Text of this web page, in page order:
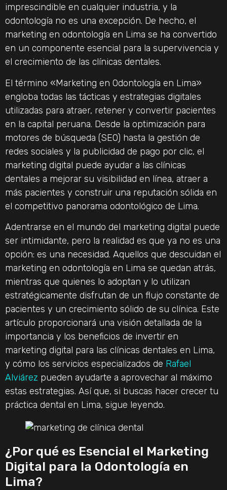
imprescindible en cualquier industria, y la
odontología no es una excepción. De hecho, el
marketing en odontología en Lima se ha convertido
en un componente esencial para la supervivencia y
el crecimiento de las clínicas dentales.
El término «Marketing en Odontología en Lima»
engloba todas las tácticas y estrategias digitales
utilizadas para atraer, retener y convertir pacientes
en la capital peruana. Desde la optimización para
motores de búsqueda (SEO) hasta la gestión de
redes sociales y la publicidad de pago por clic, el
marketing digital puede ayudar a las clínicas
dentales a mejorar su visibilidad en línea, atraer a
más pacientes y construir una reputación sólida en
el competitivo panorama odontológico de Lima.
Adentrarse en el mundo del marketing digital puede
ser intimidante, pero la realidad es que ya no es una
opción: es una necesidad. Aquellos que descuidan el
marketing en odontología en Lima se quedan atrás,
mientras que quienes lo adoptan y lo utilizan
estratégicamente disfrutan de un flujo constante de
pacientes y un crecimiento sólido de su clínica. Este
artículo proporcionará una visión detallada de la
importancia y los beneficios de invertir en
marketing digital para las clínicas dentales en Lima,
y cómo los servicios especializados de Rafael
Alviárez pueden ayudarte a aprovechar al máximo
estas estrategias. Así que, si buscas hacer crecer tu
práctica dental en Lima, sigue leyendo.
¿Por qué es Esencial el Marketing
Digital para la Odontología en
Lima?